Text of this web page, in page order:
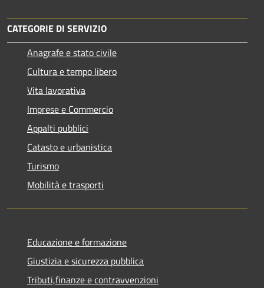
CATEGORIE DI SERVIZIO
Anagrafe e stato civile
Cultura e tempo libero
Vita lavorativa
Imprese e Commercio
Appalti pubblici
Catasto e urbanistica
Turismo
Mobilità e trasporti
Educazione e formazione
Giustizia e sicurezza pubblica
Tributi,finanze e contravvenzioni